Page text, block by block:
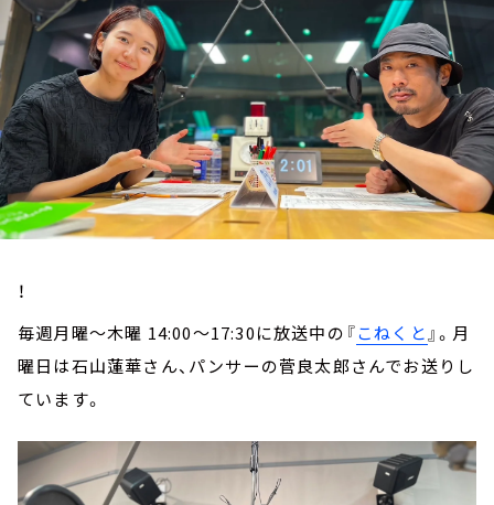
YouTube
会社情報
！
毎週月曜～木曜 14:00～17:30に放送中の『こねくと』。月
曜日は石山蓮華さん、パンサーの菅良太郎さんでお送りし
ています。